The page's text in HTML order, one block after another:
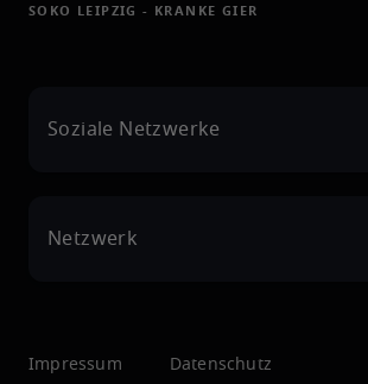
SOKO LEIPZIG - KRANKE GIER
Soziale Netzwerke
Netzwerk
Impressum Datenschutz